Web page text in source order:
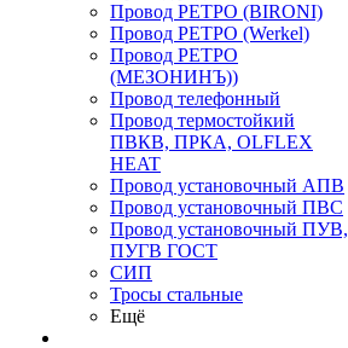
Провод РЕТРО (BIRONI)
Провод РЕТРО (Werkel)
Провод РЕТРО
(МЕЗОНИНЪ))
Провод телефонный
Провод термостойкий
ПВКВ, ПРКА, OLFLEX
HEAT
Провод установочный АПВ
Провод установочный ПВС
Провод установочный ПУВ,
ПУГВ ГОСТ
СИП
Тросы стальные
Ещё